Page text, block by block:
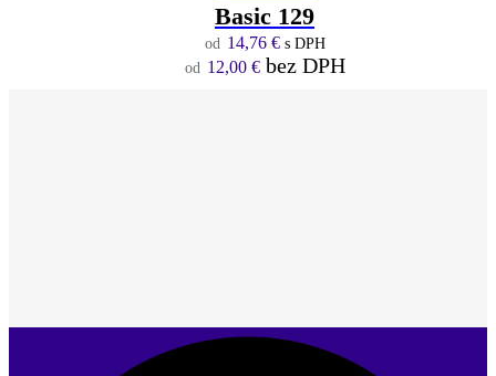
Basic 129
14,76 € s DPH
12,00 €bez DPH